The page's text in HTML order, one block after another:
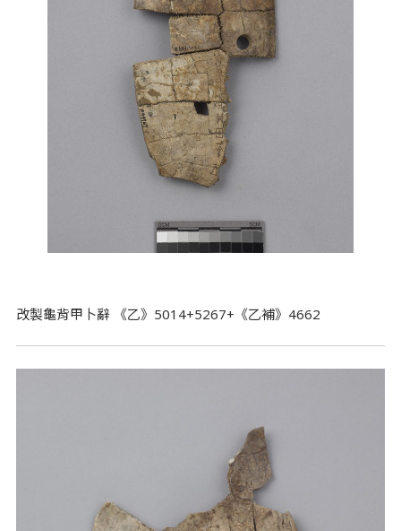
改製龜背甲卜辭 《乙》5014+5267+《乙補》4662